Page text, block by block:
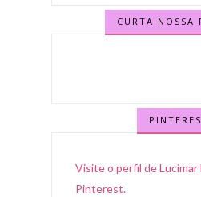
CURTA NOSSA
Visite o perfil de Lucimar
Pinterest.